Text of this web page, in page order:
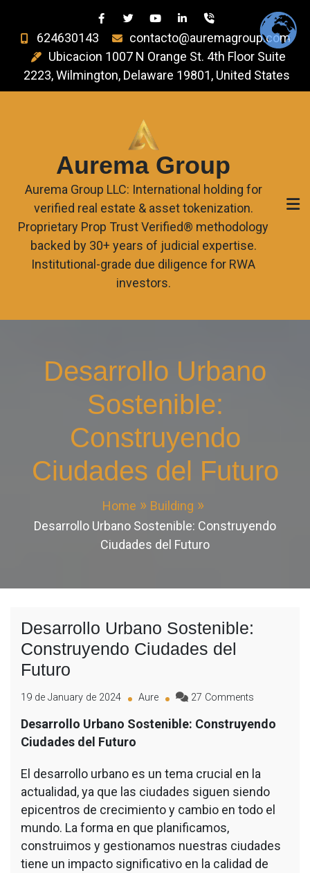
624630143
contacto@auremagroup.com
Ubicacion 1007 N Orange St. 4th Floor Suite
2223, Wilmington, Delaware 19801, United States
Aurema Group
Aurema Group LLC: International holding for
verified real estate & asset tokenization.
Proprietary Prop Trust Verified® methodology
backed by 30+ years of judicial expertise.
Institutional-grade due diligence for RWA
investors.
Desarrollo Urbano
Sostenible:
Construyendo
Ciudades del Futuro
Home
Building
Desarrollo Urbano Sostenible: Construyendo
Ciudades del Futuro
Desarrollo Urbano Sostenible:
Construyendo Ciudades del
Futuro
19 de January de 2024 Aure 27 Comments
Desarrollo Urbano Sostenible: Construyendo
Ciudades del Futuro
El desarrollo urbano es un tema crucial en la
actualidad, ya que las ciudades siguen siendo
epicentros de crecimiento y cambio en todo el
mundo. La forma en que planificamos,
construimos y gestionamos nuestras ciudades
tiene un impacto significativo en la calidad de